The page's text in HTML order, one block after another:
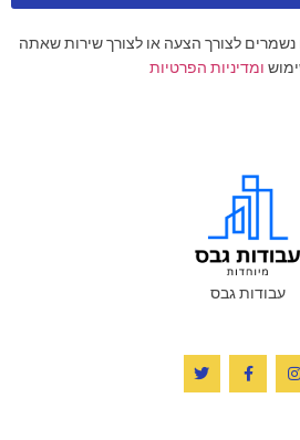
לצורך הצעה או לצורך שירות שאתה
ומדיניות הפרטיות
עבודות גבס